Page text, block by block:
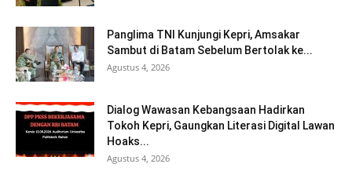
Panglima TNI Kunjungi Kepri, Amsakar
Sambut di Batam Sebelum Bertolak ke...
Agustus 4, 2026
Dialog Wawasan Kebangsaan Hadirkan
Tokoh Kepri, Gaungkan Literasi Digital Lawan
Hoaks...
Agustus 4, 2026